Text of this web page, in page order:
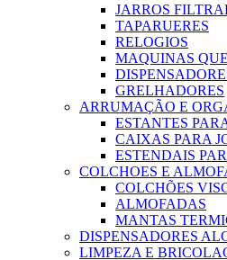
JARROS
TAPARUERES
RELOGIOS
MAQUINAS
GRELHADORES
ARRUMAÇÃO E
ESTANTES
CAIXAS PARA
ESTENDAIS
COLCHOES E
COLCHÕES
ALMOFADAS
MANTAS
DISPENSADORES
LIMPEZA E